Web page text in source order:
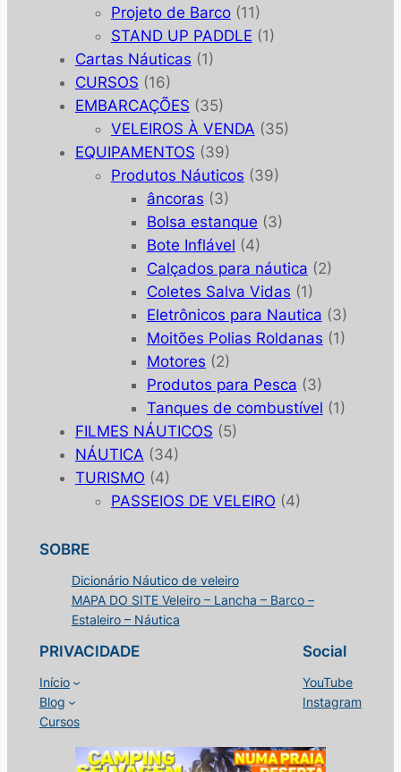
Projeto de Barco(11)
STAND UP PADDLE (1)
Cartas Náuticas (1)
CURSOS (16)
EMBARCAÇÕES (35)
VELEIROS À VENDA (35)
EQUIPAMENTOS (39)
Produtos Náuticos (39)
âncoras (3)
Bolsa estanque (3)
Bote Inflável (4)
Calçados para náutica (2)
Coletes Salva Vidas (1)
Eletrônicos para Nautica (3)
Moitões Polias Roldanas (1)
Motores (2)
Produtos para Pesca (3)
Tanques de combustível (1)
FILMES NÁUTICOS (5)
NÁUTICA (34)
TURISMO (4)
PASSEIOS DE VELEIRO (4)
SOBRE
Dicionário Náutico de veleiro
MAPA DO SITE Veleiro – Lancha – Barco –
Estaleiro – Náutica
PRIVACIDADE
Início
Blog
Cursos
Social
YouTube
Instagram